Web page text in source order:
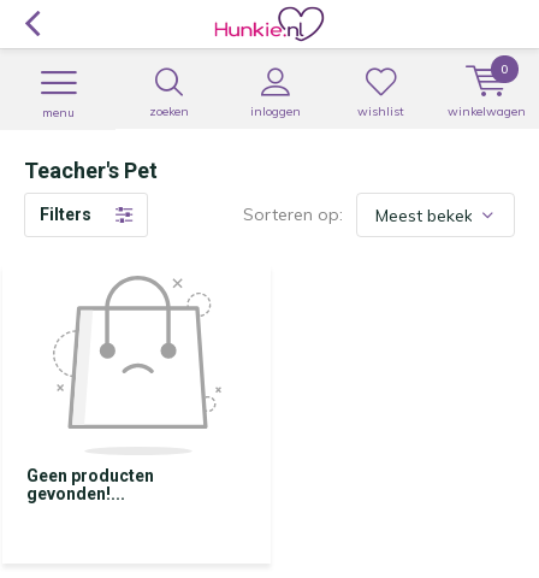
zoeken inloggen
menu wishlist winkelwagen
0
Teacher's Pet
Filters Sorteren op:
Geen producten
gevonden!...